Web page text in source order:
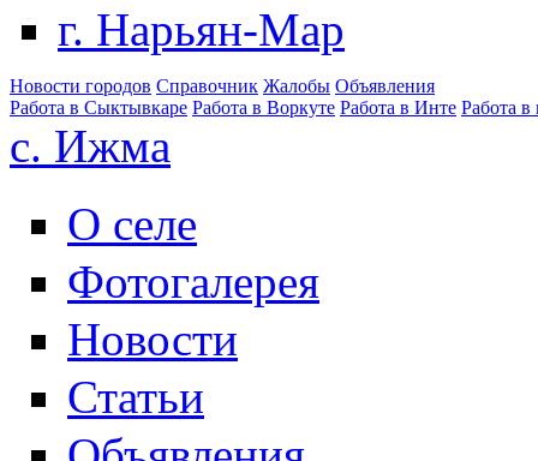
г. Нарьян-Мар
Новости городов Справочник Жалобы Объявления
Работа в Сыктывкаре Работа в Воркуте Работа в Инте Работа в
с. Ижма
О селе
Фотогалерея
Новости
Статьи